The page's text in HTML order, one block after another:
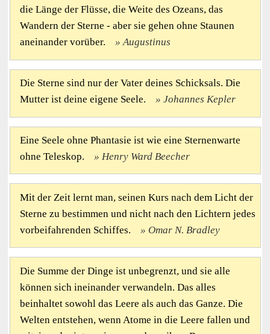
die Länge der Flüsse, die Weite des Ozeans, das
Wandern der Sterne - aber sie gehen ohne Staunen
aneinander vorüber.
Augustinus
Die Sterne sind nur der Vater deines Schicksals. Die
Mutter ist deine eigene Seele.
Johannes Kepler
Eine Seele ohne Phantasie ist wie eine Sternenwarte
ohne Teleskop.
Henry Ward Beecher
Mit der Zeit lernt man, seinen Kurs nach dem Licht der
Sterne zu bestimmen und nicht nach den Lichtern jedes
vorbeifahrenden Schiffes.
Omar N. Bradley
Die Summe der Dinge ist unbegrenzt, und sie alle
können sich ineinander verwandeln. Das alles
beinhaltet sowohl das Leere als auch das Ganze. Die
Welten entstehen, wenn Atome in die Leere fallen und